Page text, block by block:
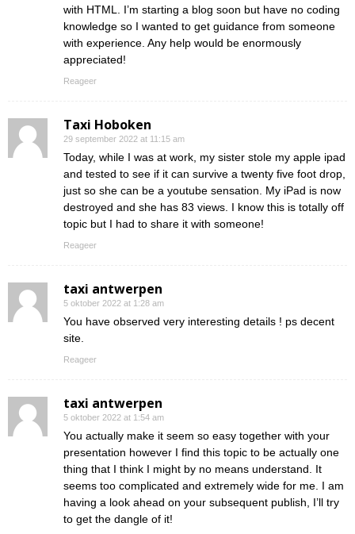
with HTML. I’m starting a blog soon but have no coding
knowledge so I wanted to get guidance from someone
with experience. Any help would be enormously
appreciated!
Reageer
Taxi Hoboken
29 september 2022 at 11:15 am
Today, while I was at work, my sister stole my apple ipad
and tested to see if it can survive a twenty five foot drop,
just so she can be a youtube sensation. My iPad is now
destroyed and she has 83 views. I know this is totally off
topic but I had to share it with someone!
Reageer
taxi antwerpen
5 oktober 2022 at 1:28 am
You have observed very interesting details ! ps decent
site.
Reageer
taxi antwerpen
5 oktober 2022 at 1:54 am
You actually make it seem so easy together with your
presentation however I find this topic to be actually one
thing that I think I might by no means understand. It
seems too complicated and extremely wide for me. I am
having a look ahead on your subsequent publish, I’ll try
to get the dangle of it!